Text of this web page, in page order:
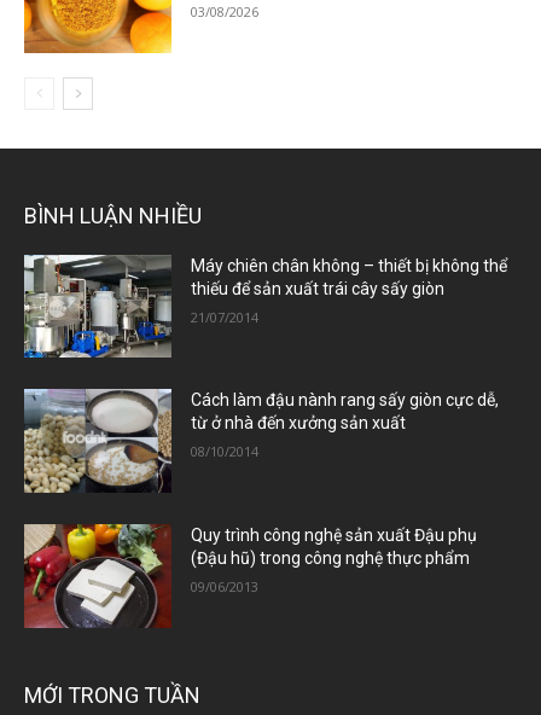
03/08/2026
BÌNH LUẬN NHIỀU
Máy chiên chân không – thiết bị không thể
thiếu để sản xuất trái cây sấy giòn
21/07/2014
Cách làm đậu nành rang sấy giòn cực dễ,
từ ở nhà đến xưởng sản xuất
08/10/2014
Quy trình công nghệ sản xuất Đậu phụ
(Đậu hũ) trong công nghệ thực phẩm
09/06/2013
MỚI TRONG TUẦN